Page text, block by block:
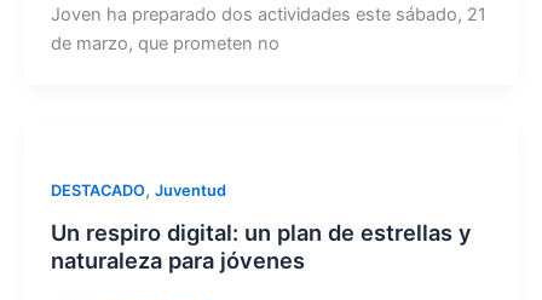
Joven ha preparado dos actividades este sábado, 21
de marzo, que prometen no
DESTACADO, Juventud
Un respiro digital: un plan de estrellas y
naturaleza para jóvenes